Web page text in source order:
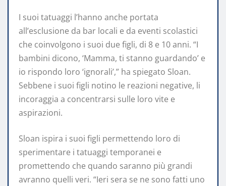
I suoi tatuaggi l’hanno anche portata
all’esclusione da bar locali e da eventi scolastici
che coinvolgono i suoi due figli, di 8 e 10 anni. “I
bambini dicono, ‘Mamma, ti stanno guardando’ e
io rispondo loro ‘ignorali’,” ha spiegato Sloan.
Sebbene i suoi figli notino le reazioni negative, li
incoraggia a concentrarsi sulle loro vite e
aspirazioni.
Sloan ispira i suoi figli permettendo loro di
sperimentare i tatuaggi temporanei e
promettendo che quando saranno più grandi
avranno quelli veri. “Ieri sera se ne sono fatti uno